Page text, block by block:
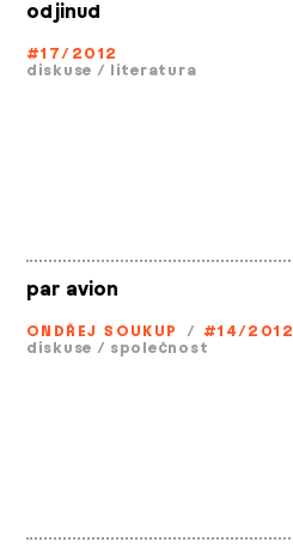
odjinud
#17/2012
diskuse / literatura
par avion
ONDŘEJ SOUKUP / #14/2012
diskuse / společnost